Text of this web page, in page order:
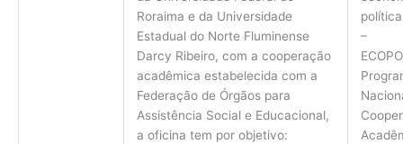
Roraima e da Universidade
Estadual do Norte Fluminense
Darcy Ribeiro, com a cooperação
acadêmica estabelecida com a
Federação de Órgãos para
Assistência Social e Educacional,
a oficina tem por objetivo:
–